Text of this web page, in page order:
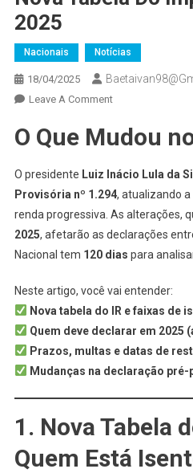
2025
Nacionais Notícias
18/04/2025
Leave A CommentOn
Tabela
Imposto
De
Renda
2025
O Que Mudou
O presidente Luiz Inácio Lula da
Provisória nº 1.294, atualizando
renda progressiva. As alterações,
2025, afetarão as declarações
Nacional tem 120 dias para
Neste artigo, você vai entender:
Nova tabela do IR e faixas de
Quem deve declarar em 2025
Prazos, multas e datas de
Mudanças na declaração pré-
1. Nova Tabela
Quem Está